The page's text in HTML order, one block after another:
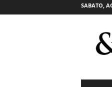
SABATO,